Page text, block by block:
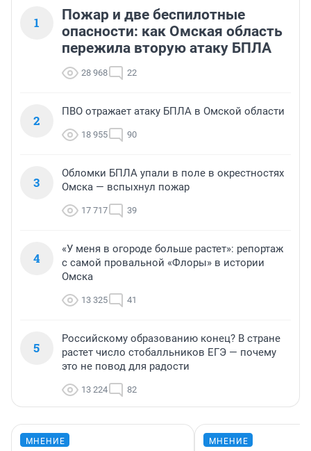
1
Пожар и две беспилотные
опасности: как Омская область
пережила вторую атаку БПЛА
28 968 22
2
ПВО отражает атаку БПЛА в Омской области
18 955 90
3
Обломки БПЛА упали в поле в окрестностях
Омска — вспыхнул пожар
17 717 39
4
«У меня в огороде больше растет»: репортаж
с самой провальной «Флоры» в истории
Омска
13 325 41
5
Российскому образованию конец? В стране
растет число стобалльников ЕГЭ — почему
это не повод для радости
13 224 82
МНЕНИЕ МНЕНИЕ